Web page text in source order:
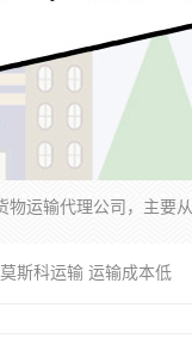
斯科运输 运输成本低